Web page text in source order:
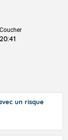
Coucher
20:41
un risque